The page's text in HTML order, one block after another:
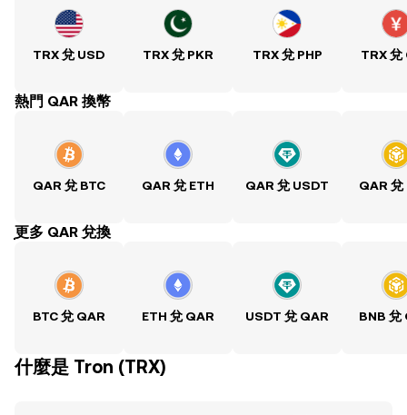
TRX 兌 USD TRX 兌 PKR TRX 兌 PHP TRX 兌
熱門 QAR 換幣
QAR 兌 BTC QAR 兌 ETH QAR 兌 USDT QAR 兌
ִִִִִִִִִִִִִִִִִִִִִִִִִִִִִִִִִִִִִִִִִִִִִִִִ更多 QAR 兌換
BTC 兌 QAR ETH 兌 QAR USDT 兌 QAR BNB 兌
什麼是 Tron (TRX)